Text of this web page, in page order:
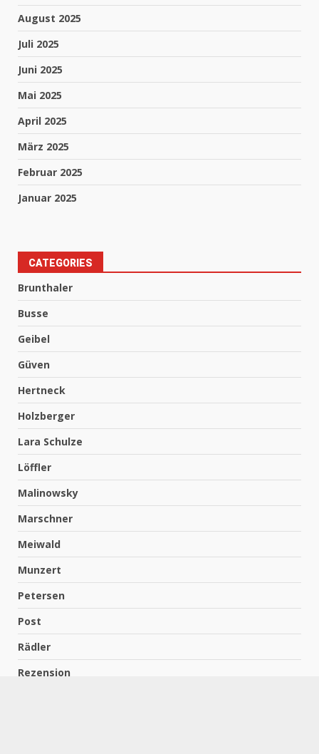
August 2025
Juli 2025
Juni 2025
Mai 2025
April 2025
März 2025
Februar 2025
Januar 2025
CATEGORIES
Brunthaler
Busse
Geibel
Güven
Hertneck
Holzberger
Lara Schulze
Löffler
Malinowsky
Marschner
Meiwald
Munzert
Petersen
Post
Rädler
Rezension